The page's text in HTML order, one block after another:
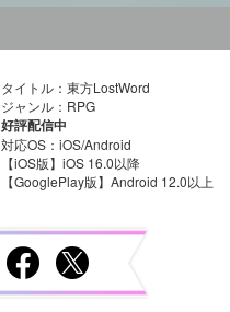
タイトル：東方LostWord
ジャンル：RPG
好評配信中
対応OS：iOS/Android
【iOS版】iOS 16.0以降
【GooglePlay版】Android 12.0以上